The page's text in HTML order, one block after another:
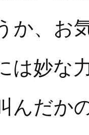
か、お
妙な
んだか